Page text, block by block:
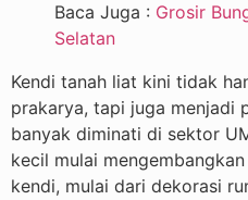
Baca Juga : Grosir
Selatan
Kendi tanah liat kini tidak
prakarya, tapi juga menjadi
banyak diminati di sektor
kecil mulai
kendi, mulai dari dekorasi